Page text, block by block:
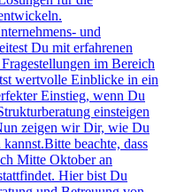
und
Du mit erfahrenen
im Bereich
wertvolle Einblicke in ein
Einstieg, wenn Du
einsteigen
zeigen wir Dir, wie Du
beachte, dass
Mitte Oktober an
Hier bist Du